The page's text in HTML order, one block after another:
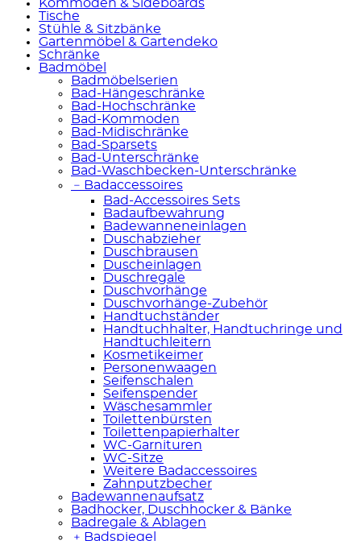
Kommoden & Sideboards
Tische
Stühle & Sitzbänke
Gartenmöbel & Gartendeko
Schränke
Badmöbel
Badmöbelserien
Bad-Hängeschränke
Bad-Hochschränke
Bad-Kommoden
Bad-Midischränke
Bad-Sparsets
Bad-Unterschränke
Bad-Waschbecken-Unterschränke
﹣ Badaccessoires
Bad-Accessoires Sets
Badaufbewahrung
Badewanneneinlagen
Duschabzieher
Duschbrausen
Duscheinlagen
Duschregale
Duschvorhänge
Duschvorhänge-Zubehör
Handtuchständer
Handtuchhalter, Handtuchringe und
Handtuchleitern
Kosmetikeimer
Personenwaagen
Seifenschalen
Seifenspender
Wäschesammler
Toilettenbürsten
Toilettenpapierhalter
WC-Garnituren
WC-Sitze
Weitere Badaccessoires
Zahnputzbecher
Badewannenaufsatz
Badhocker, Duschhocker & Bänke
Badregale & Ablagen
﹢ Badspiegel